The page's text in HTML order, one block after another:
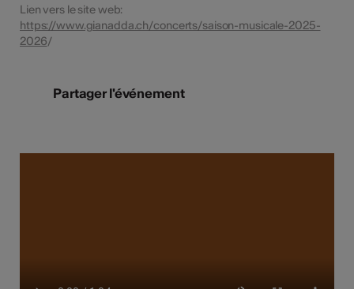
Lien vers le site web:
https://www.gianadda.ch/concerts/saison-musicale-2025-
2026/
Partager l'événement